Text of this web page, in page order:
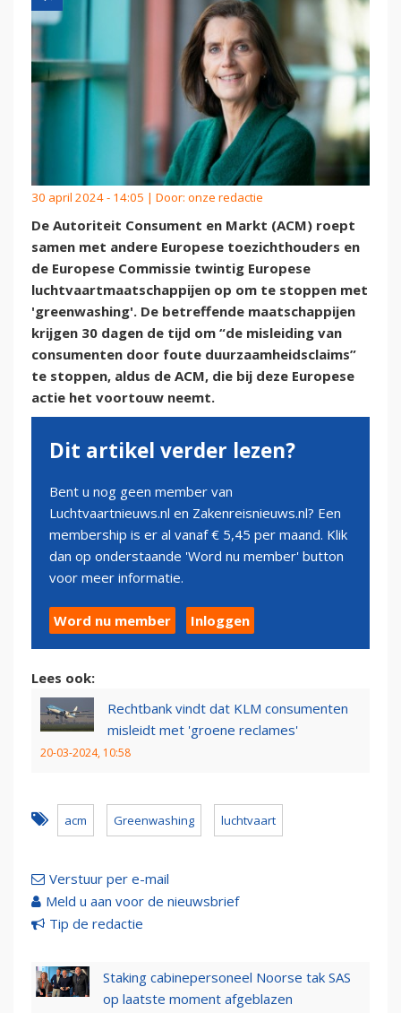
30 april 2024 - 14:05 | Door: onze redactie
De Autoriteit Consument en Markt (ACM) roept
samen met andere Europese toezichthouders en
de Europese Commissie twintig Europese
luchtvaartmaatschappijen op om te stoppen met
'greenwashing'. De betreffende maatschappijen
krijgen 30 dagen de tijd om “de misleiding van
consumenten door foute duurzaamheidsclaims”
te stoppen, aldus de ACM, die bij deze Europese
actie het voortouw neemt.
Dit artikel verder lezen?
Bent u nog geen member van
Luchtvaartnieuws.nl en Zakenreisnieuws.nl? Een
membership is er al vanaf € 5,45 per maand. Klik
dan op onderstaande 'Word nu member' button
voor meer informatie.
Word nu member Inloggen
Lees ook:
Rechtbank vindt dat KLM consumenten
misleidt met 'groene reclames'
20-03-2024, 10:58
acm Greenwashing luchtvaart
Verstuur per e-mail
Meld u aan voor de nieuwsbrief
Tip de redactie
Staking cabinepersoneel Noorse tak SAS
op laatste moment afgeblazen